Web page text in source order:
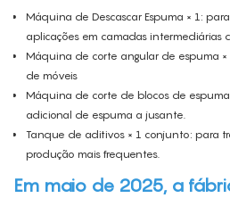
Máquina de Descascar Espuma × 1:
aplicações em camadas intermediárias
Máquina de corte angular de espuma
de móveis
Máquina de corte de blocos de
adicional de espuma a jusante.
Tanque de aditivos × 1 conjunto: para
produção mais frequentes.
Em maio de 2025, a